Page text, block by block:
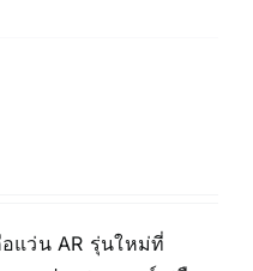
อแว่น AR รุ่นใหม่ที่